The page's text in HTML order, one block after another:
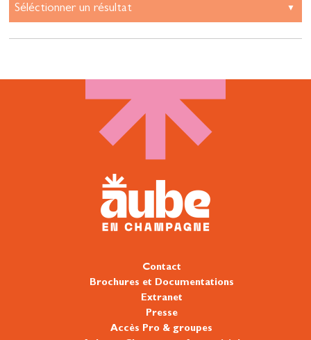
Contact
Brochures et Documentations
Extranet
Presse
Accès Pro & groupes